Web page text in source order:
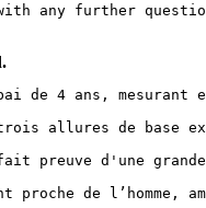
any further
de 4 ans, mesurant
trois allures de
d'une grande
proche de